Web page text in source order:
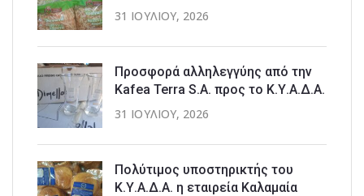
31 ΙΟΥΛΊΟΥ, 2026
Προσφορά αλληλεγγύης από την
Kafea Terra S.A. προς το Κ.Υ.Α.Δ.Α.
31 ΙΟΥΛΊΟΥ, 2026
Πολύτιμος υποστηρικτής του
Κ.Υ.Α.Δ.Α. η εταιρεία Καλαμαία